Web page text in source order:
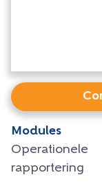
Modules
Operationele
rapportering